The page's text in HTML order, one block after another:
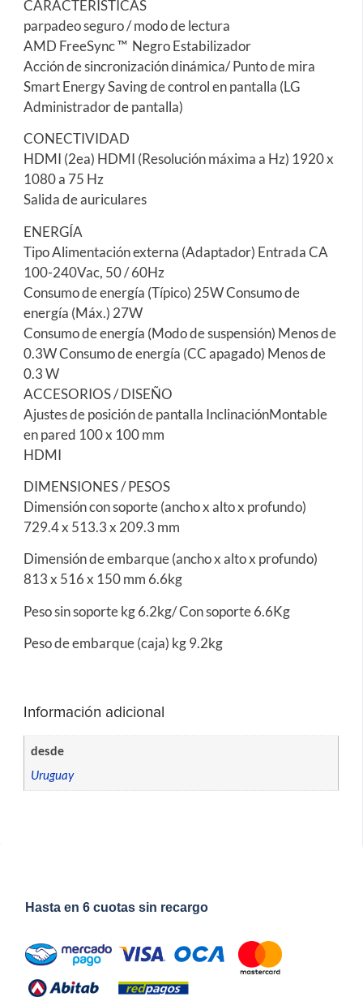
CARACTERÍSTICAS
parpadeo seguro / modo de lectura
AMD FreeSync ™ Negro Estabilizador
Acción de sincronización dinámica/ Punto de mira
Smart Energy Saving de control en pantalla (LG
Administrador de pantalla)
CONECTIVIDAD
HDMI (2ea) HDMI (Resolución máxima a Hz) 1920 x
1080 a 75 Hz
Salida de auriculares
ENERGÍA
Tipo Alimentación externa (Adaptador) Entrada CA
100-240Vac, 50 / 60Hz
Consumo de energía (Típico) 25W Consumo de
energía (Máx.) 27W
Consumo de energía (Modo de suspensión) Menos de
0.3W Consumo de energía (CC apagado) Menos de
0.3 W
ACCESORIOS / DISEÑO
Ajustes de posición de pantalla InclinaciónMontable
en pared 100 x 100 mm
HDMI
DIMENSIONES / PESOS
Dimensión con soporte (ancho x alto x profundo)
729.4 x 513.3 x 209.3 mm
Dimensión de embarque (ancho x alto x profundo)
813 x 516 x 150 mm 6.6kg
Peso sin soporte kg 6.2kg/ Con soporte 6.6Kg
Peso de embarque (caja) kg 9.2kg
Información adicional
desde
Uruguay
Hasta en 6 cuotas sin recargo